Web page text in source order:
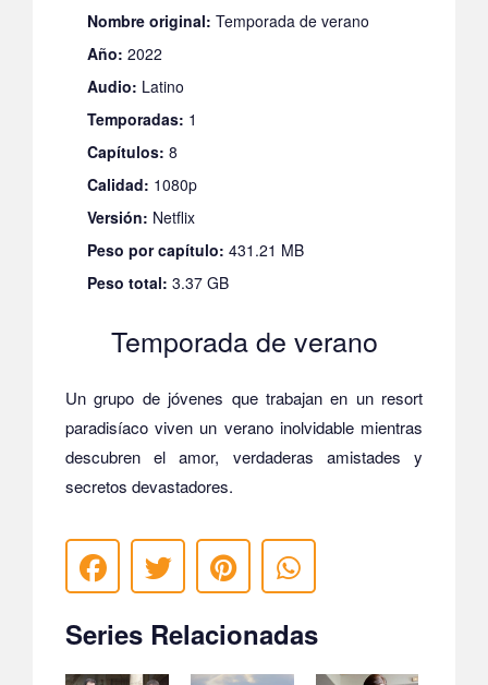
Nombre original: Temporada de verano
Año: 2022
Audio: Latino
Temporadas: 1
Capítulos: 8
Calidad: 1080p
Versión: Netflix
Peso por capítulo: 431.21 MB
Peso total: 3.37 GB
Temporada de verano
Un grupo de jóvenes que trabajan en un resort
paradisíaco viven un verano inolvidable mientras
descubren el amor, verdaderas amistades y
secretos devastadores.
Series Relacionadas